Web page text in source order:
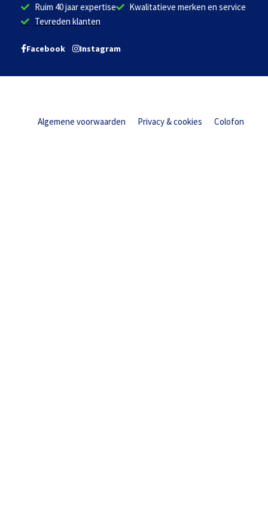
Ruim 40 jaar expertise
Kwalitatieve merken en service
Tevreden klanten
Facebook Instagram
Algemene voorwaarden Privacy & cookies Colofon